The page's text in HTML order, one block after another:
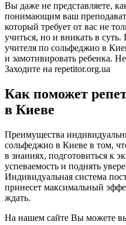
Вы даже не представляете,
понимающим ваш
который требует от вас не
учиться, но и вникать в
учителя по сольфеджио в
и замотивировать ребенка.
Заходите на repetitor.org.ua
Как поможет
в Киеве
Преимущества
сольфеджио в Киеве в том,
в знаниях, подготовиться к
успеваемость и поднять
Индивидуальная система
принесет максимальный
ждать.
На нашем сайте Вы можете